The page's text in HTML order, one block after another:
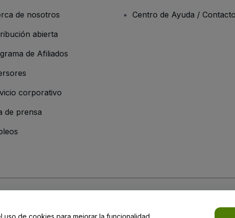
de nosotros
abierta
de Afiliados
corporativo
de prensa
Centro de Ayuda / Contacto
y de la
uso de cookies para mejorar la funcionalidad